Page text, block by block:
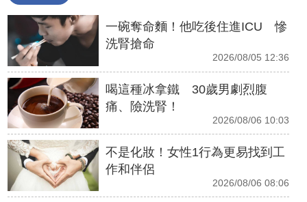
一碗奪命麵！他吃後住進ICU 慘
洗腎搶命
2026/08/05 12:36
喝這種冰拿鐵 30歲男劇烈腹
痛、險洗腎！
2026/08/06 10:03
不是化妝！女性1行為更易找到工
作和伴侶
2026/08/06 08:06